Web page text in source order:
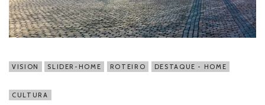
VISION SLIDER-HOME ROTEIRO DESTAQUE - HOME
CULTURA